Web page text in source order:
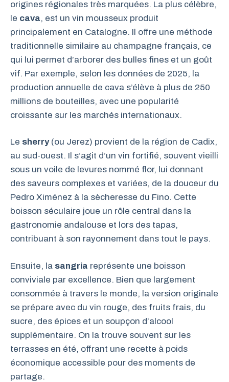
origines régionales très marquées. La plus célèbre,
le cava, est un vin mousseux produit
principalement en Catalogne. Il offre une méthode
traditionnelle similaire au champagne français, ce
qui lui permet d’arborer des bulles fines et un goût
vif. Par exemple, selon les données de 2025, la
production annuelle de cava s’élève à plus de 250
millions de bouteilles, avec une popularité
croissante sur les marchés internationaux.
Le sherry(ou Jerez) provient de la région de Cadix,
au sud-ouest. Il s’agit d’un vin fortifié, souvent vieilli
sous un voile de levures nommé flor, lui donnant
des saveurs complexes et variées, de la douceur du
Pedro Ximénez à la sècheresse du Fino. Cette
boisson séculaire joue un rôle central dans la
gastronomie andalouse et lors des tapas,
contribuant à son rayonnement dans tout le pays.
Ensuite, la sangria représente une boisson
conviviale par excellence. Bien que largement
consommée à travers le monde, la version originale
se prépare avec du vin rouge, des fruits frais, du
sucre, des épices et un soupçon d’alcool
supplémentaire. On la trouve souvent sur les
terrasses en été, offrant une recette à poids
économique accessible pour des moments de
partage.